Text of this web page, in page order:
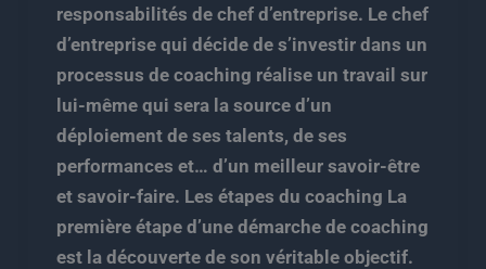
responsabilités de chef d’entreprise. Le chef
d’entreprise qui décide de s’investir dans un
processus de coaching réalise un travail sur
lui-même qui sera la source d’un
déploiement de ses talents, de ses
performances et… d’un meilleur savoir-être
et savoir-faire. Les étapes du coaching La
première étape d’une démarche de coaching
est la découverte de son véritable objectif.